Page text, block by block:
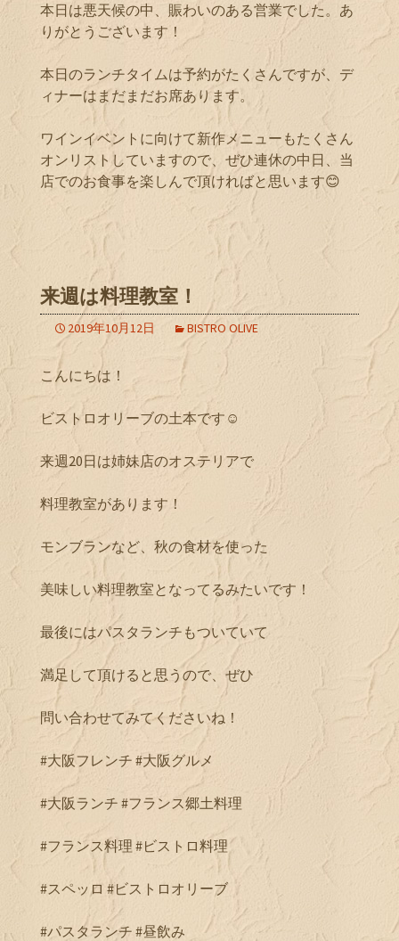
本日は悪天候の中、賑わいのある営業でした。あ
りがとうございます！
本日のランチタイムは予約がたくさんですが、デ
ィナーはまだまだお席あります。
ワインイベントに向けて新作メニューもたくさん
オンリストしていますので、ぜひ連休の中日、当
店でのお食事を楽しんで頂ければと思います😊
来週は料理教室！
2019年10月12日 BISTRO OLIVE
こんにちは！
ビストロオリーブの土本です☺︎
来週20日は姉妹店のオステリアで
料理教室があります！
モンブランなど、秋の食材を使った
美味しい料理教室となってるみたいです！
最後にはパスタランチもついていて
満足して頂けると思うので、ぜひ
問い合わせてみてくださいね！
#大阪フレンチ #大阪グルメ
#大阪ランチ #フランス郷土料理
#フランス料理 #ビストロ料理
#スペッロ #ビストロオリーブ
#パスタランチ #昼飲み